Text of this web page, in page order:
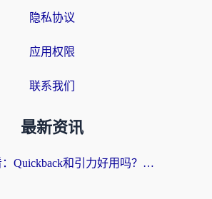
隐私协议
应用权限
联系我们
最新资讯
海外党必看：Quickback和引力好用吗？3分钟搞懂回国加速器怎么选